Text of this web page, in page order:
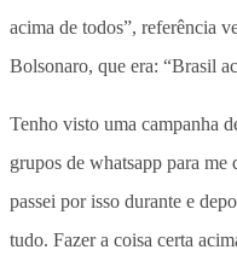
acima de todos”, referência
Bolsonaro, que era: “Brasil
Tenho visto uma campanha
grupos de whatsapp para
passei por isso durante e
tudo. Fazer a coisa certa